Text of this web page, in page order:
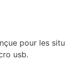
pour les
usb.